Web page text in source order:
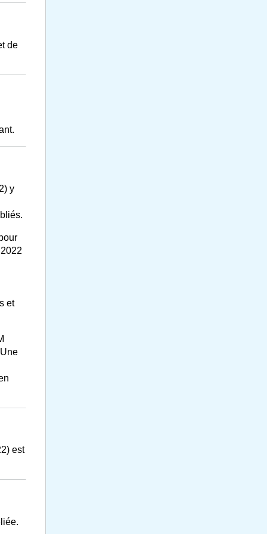
de
y
et
est